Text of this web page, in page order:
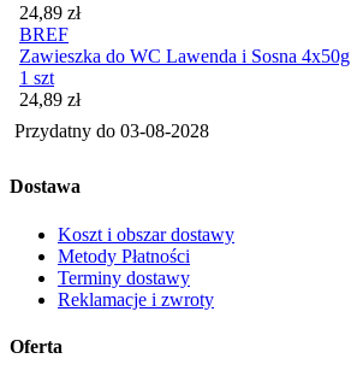
Cena
24,89 zł
BREF
Zawieszka do WC Lawenda i Sosna 4x50g
1 szt
Cena
24,89 zł
Przydatny do 03-08-2028
Dostawa
Koszt i obszar dostawy
Metody Płatności
Terminy dostawy
Reklamacje i zwroty
Oferta